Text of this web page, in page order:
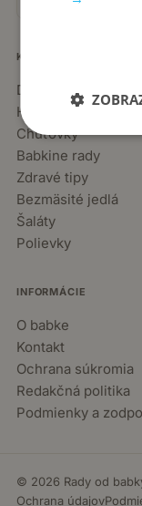
KATEGÓRIE
Dezerty
Hlavné jedlá
Chuťovky
Babkine rady
Zdravé tipy
Bezmäsité jedlá
Šaláty
Polievky
INFORMÁCIE
O babke
Kontakt
Ochrana súkromia
Redakčná politika
Podmienky a
© 2026 Rady od
Ochrana údajov